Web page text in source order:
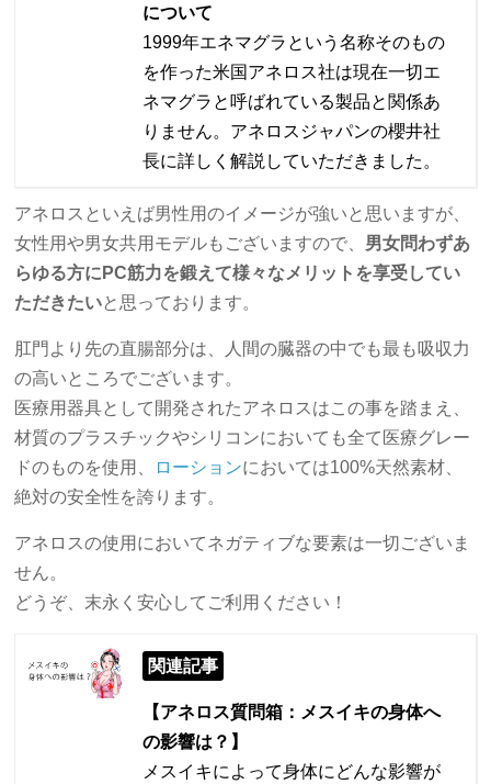
について
1999年エネマグラという名称そのもの
を作った米国アネロス社は現在一切エ
ネマグラと呼ばれている製品と関係あ
りません。アネロスジャパンの櫻井社
長に詳しく解説していただきました。
アネロスといえば男性用のイメージが強いと思いますが、
女性用や男女共用モデルもございますので、 男女問わずあ
らゆる方にPC筋力を鍛えて様々なメリットを享受してい
ただきたいと思っております。
肛門より先の直腸部分は、人間の臓器の中でも最も吸収力
の高いところでございます。
医療用器具として開発されたアネロスはこの事を踏まえ、
材質のプラスチックやシリコンにおいても全て医療グレー
ドのものを使用、
ローションにおいては100%天然素材、
絶対の安全性を誇ります。
アネロスの使用においてネガティブな要素は一切ございま
せん。
どうぞ、末永く安心してご利用ください！
関連記事
【アネロス質問箱：メスイキの身体へ
の影響は？】
メスイキによって身体にどんな影響が